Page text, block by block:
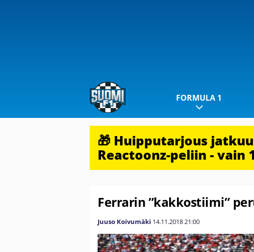
FORMULA 1
🎁 Huipputarjous
Reactoonz-peliin - vain
Ferrarin ”kakkostiimi”
Juuso Koivumäki 14.11.201821:00